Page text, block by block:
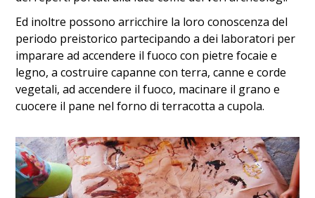
Ed inoltre possono arricchire la loro conoscenza del
periodo preistorico partecipando a dei laboratori per
imparare ad accendere il fuoco con pietre focaie e
legno, a costruire capanne con terra, canne e corde
vegetali, ad accendere il fuoco, macinare il grano e
cuocere il pane nel forno di terracotta a cupola.